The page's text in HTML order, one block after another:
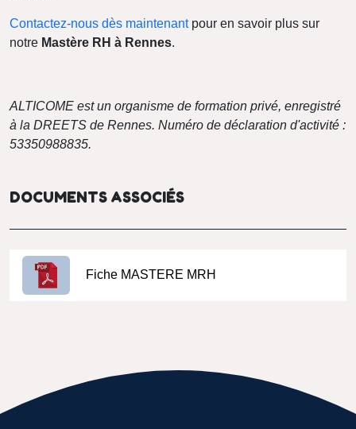
Contactez-nous dès maintenantpour en savoir plus sur
notre Mastère RH à Rennes.
ALTICOME est un organisme de formation privé, enregistré
à la DREETS de Rennes. Numéro de déclaration d'activité :
53350988835.
DOCUMENTS ASSOCIÉS
Fiche MASTERE MRH